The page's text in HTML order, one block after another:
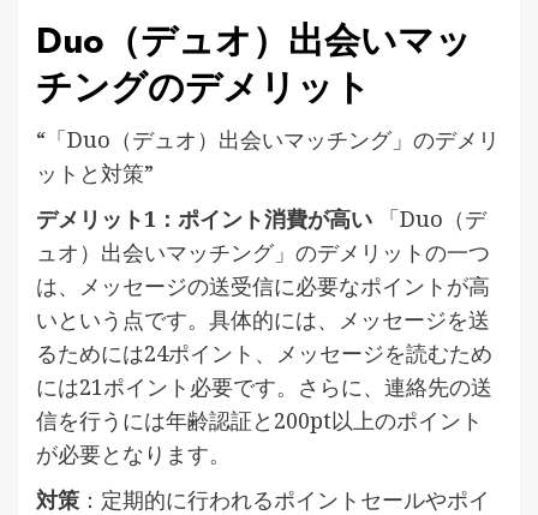
Duo（デュオ）出会いマッ
チングのデメリット
“「Duo（デュオ）出会いマッチング」のデメリ
ットと対策”
デメリット1：ポイント消費が高い 「Duo（デ
ュオ）出会いマッチング」のデメリットの一つ
は、メッセージの送受信に必要なポイントが高
いという点です。具体的には、メッセージを送
るためには24ポイント、メッセージを読むため
には21ポイント必要です。さらに、連絡先の送
信を行うには年齢認証と200pt以上のポイント
が必要となります。
対策 ：定期的に行われるポイントセールやポイ